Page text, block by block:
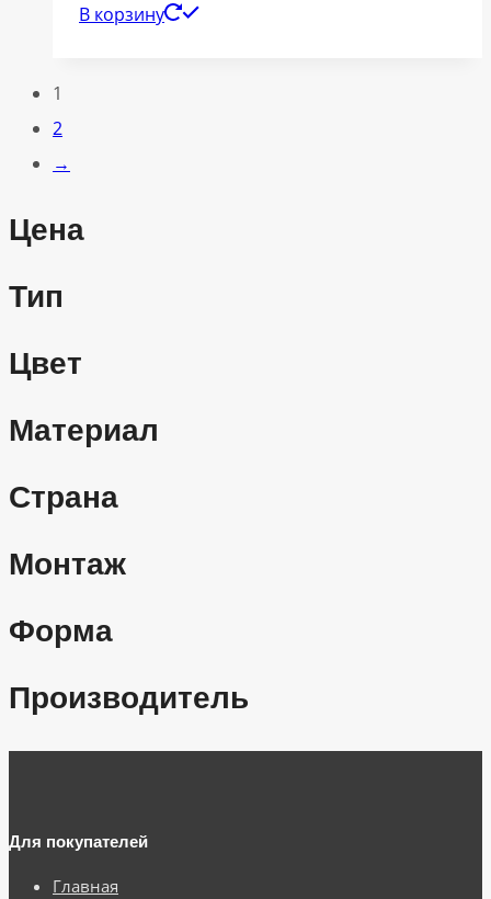
В корзину
1
2
→
Цена
Тип
Цвет
Материал
Страна
Монтаж
Форма
Производитель
Для покупателей
Главная